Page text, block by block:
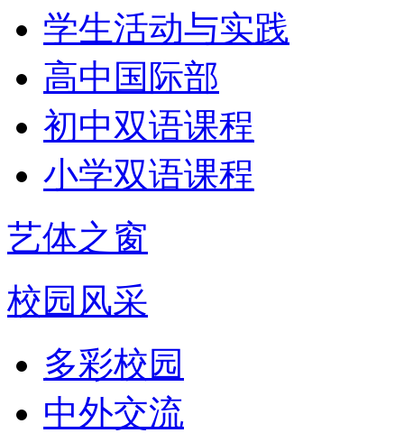
学生活动与实践
高中国际部
初中双语课程
小学双语课程
艺体之窗
校园风采
多彩校园
中外交流